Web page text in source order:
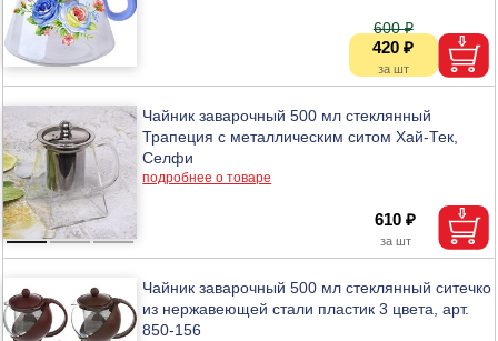
420 ₽
600 ₽
Чайник заварочный 500 мл стеклянный
Трапеция с металлическим ситом Хай-Тек,
Селфи
подробнее о товаре
610 ₽
Чайник заварочный 500 мл стеклянный ситечко
из нержавеющей стали пластик 3 цвета, арт.
850-156